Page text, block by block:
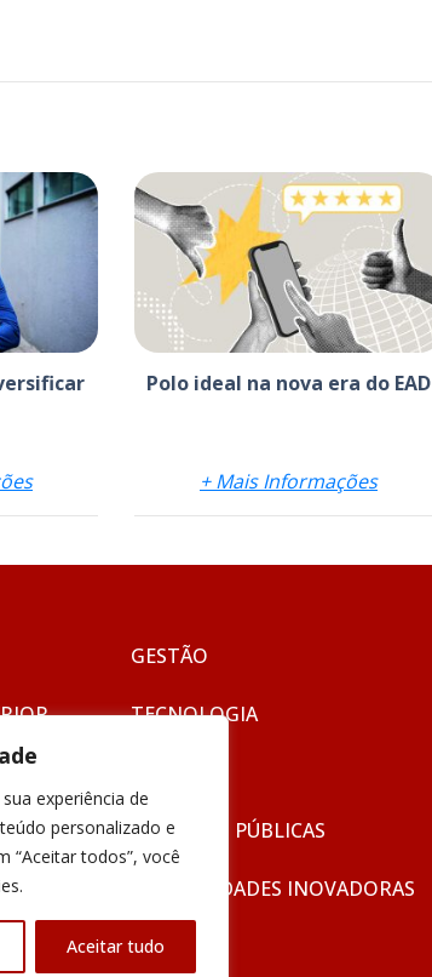
experiência de
personalizado e
“Aceitar todos”, você
Aceitar tudo
Polo ideal na nova era do EAD
+ Mais Informações
GESTÃO
TECNOLOGIA
POLÍTICAS PÚBLICAS
UNIVERSIDADES INOVADORAS